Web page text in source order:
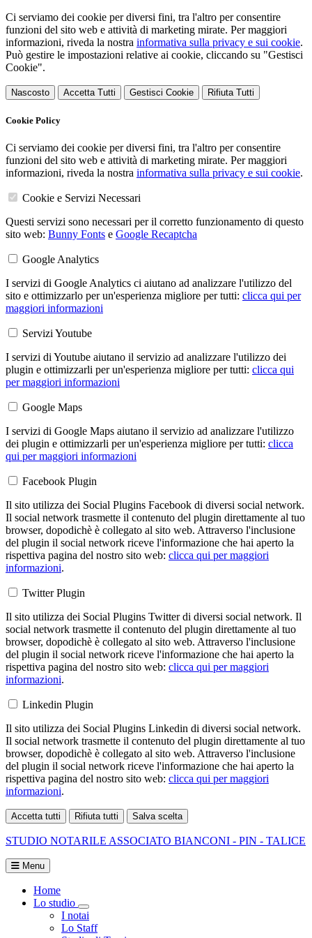
Ci serviamo dei cookie per diversi fini, tra l'altro per consentire
funzioni del sito web e attività di marketing mirate. Per maggiori
informazioni, riveda la nostra informativa sulla privacy e sui cookie.
Può gestire le impostazioni relative ai cookie, cliccando su "Gestisci
Cookie".
Nascosto Accetta Tutti Gestisci Cookie Rifiuta Tutti
Cookie Policy
Ci serviamo dei cookie per diversi fini, tra l'altro per consentire
funzioni del sito web e attività di marketing mirate. Per maggiori
informazioni, riveda la nostra informativa sulla privacy e sui cookie.
Cookie e Servizi Necessari
Questi servizi sono necessari per il corretto funzionamento di questo
sito web: Bunny Fonts e Google Recaptcha
Google Analytics
I servizi di Google Analytics ci aiutano ad analizzare l'utilizzo del
sito e ottimizzarlo per un'esperienza migliore per tutti: clicca qui per
maggiori informazioni
Servizi Youtube
I servizi di Youtube aiutano il servizio ad analizzare l'utilizzo dei
plugin e ottimizzarli per un'esperienza migliore per tutti: clicca qui
per maggiori informazioni
Google Maps
I servizi di Google Maps aiutano il servizio ad analizzare l'utilizzo
dei plugin e ottimizzarli per un'esperienza migliore per tutti: clicca
qui per maggiori informazioni
Facebook Plugin
Il sito utilizza dei Social Plugins Facebook di diversi social network.
Il social network trasmette il contenuto del plugin direttamente al tuo
browser, dopodichè è collegato al sito web. Attraverso l'inclusione
del plugin il social network riceve l'informazione che hai aperto la
rispettiva pagina del nostro sito web: clicca qui per maggiori
informazioni.
Twitter Plugin
Il sito utilizza dei Social Plugins Twitter di diversi social network. Il
social network trasmette il contenuto del plugin direttamente al tuo
browser, dopodichè è collegato al sito web. Attraverso l'inclusione
del plugin il social network riceve l'informazione che hai aperto la
rispettiva pagina del nostro sito web: clicca qui per maggiori
informazioni.
Linkedin Plugin
Il sito utilizza dei Social Plugins Linkedin di diversi social network.
Il social network trasmette il contenuto del plugin direttamente al tuo
browser, dopodichè è collegato al sito web. Attraverso l'inclusione
del plugin il social network riceve l'informazione che hai aperto la
rispettiva pagina del nostro sito web: clicca qui per maggiori
informazioni.
Accetta tutti Rifiuta tutti Salva scelta
STUDIO NOTARILE ASSOCIATO BIANCONI - PIN - TALICE
Menu
Home
Lo studio
Toggle Dropdown
I notai
Lo Staff